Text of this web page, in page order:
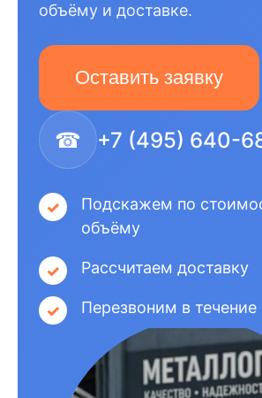
объёму и доставке.
Оставить заявку
☎ +7 (495) 640-
Подскажем по
объёму
Рассчитаем доставку
Перезвоним в течение